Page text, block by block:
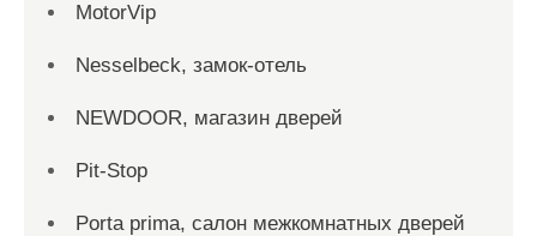
MotorVip
Nesselbeck, замок-отель
NEWDOOR, магазин дверей
Pit-Stop
Porta prima, салон межкомнатных дверей